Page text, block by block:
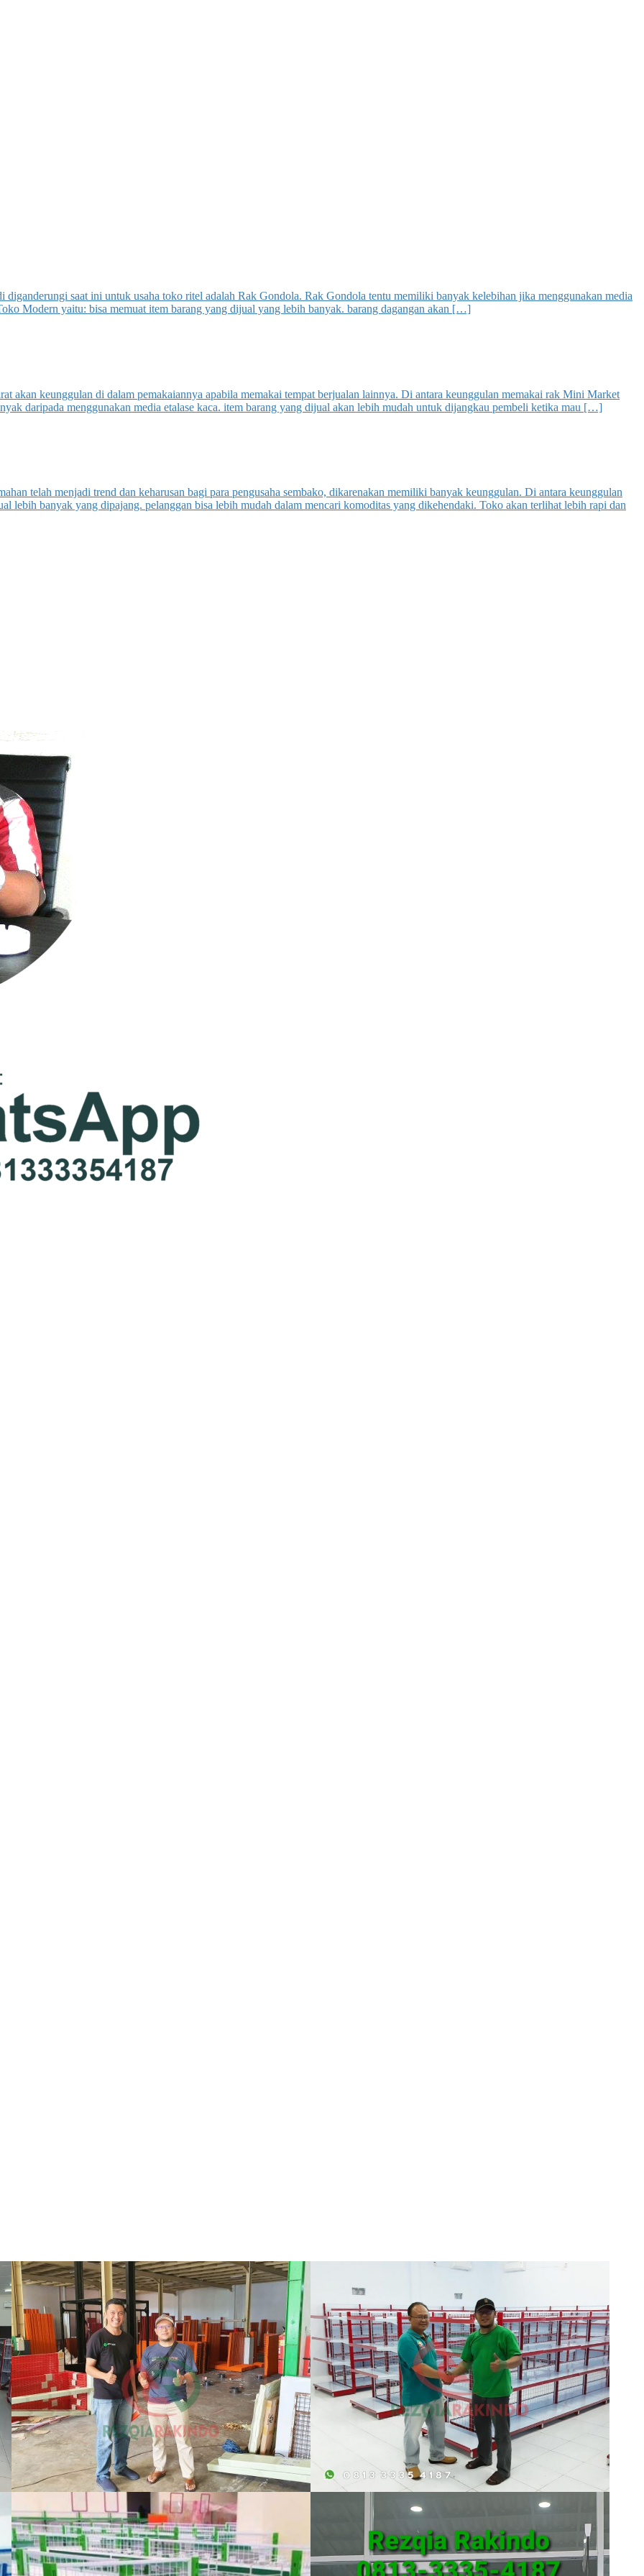
diganderungi saat ini untuk usaha toko ritel adalah Rak Gondola. Rak Gondola tentu memiliki banyak kelebihan jika menggunakan media
Modern yaitu: bisa memuat item barang yang dijual yang lebih banyak. barang dagangan akan […]
akan keunggulan di dalam pemakaiannya apabila memakai tempat berjualan lainnya. Di antara keunggulan memakai rak Mini Market
daripada menggunakan media etalase kaca. item barang yang dijual akan lebih mudah untuk dijangkau pembeli ketika mau […]
telah menjadi trend dan keharusan bagi para pengusaha sembako, dikarenakan memiliki banyak keunggulan. Di antara keunggulan
lebih banyak yang dipajang. pelanggan bisa lebih mudah dalam mencari komoditas yang dikehendaki. Toko akan terlihat lebih rapi dan